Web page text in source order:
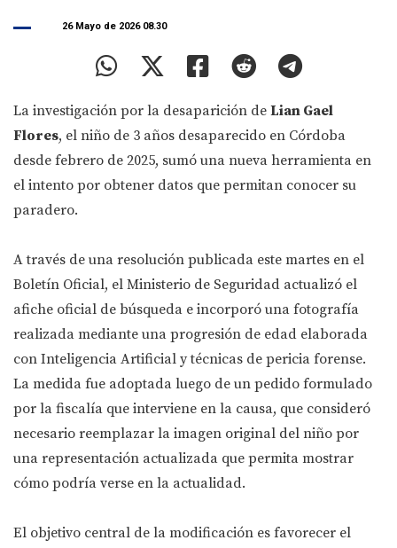
26 Mayo de 2026 08.30
La investigación por la desaparición de Lian Gael
Flores, el niño de 3 años desaparecido en Córdoba
desde febrero de 2025, sumó una nueva herramienta en
el intento por obtener datos que permitan conocer su
paradero.
A través de una resolución publicada este martes en el
Boletín Oficial, el Ministerio de Seguridad actualizó el
afiche oficial de búsqueda e incorporó una fotografía
realizada mediante una progresión de edad elaborada
con Inteligencia Artificial y técnicas de pericia forense.
La medida fue adoptada luego de un pedido formulado
por la fiscalía que interviene en la causa, que consideró
necesario reemplazar la imagen original del niño por
una representación actualizada que permita mostrar
cómo podría verse en la actualidad.
El objetivo central de la modificación es favorecer el